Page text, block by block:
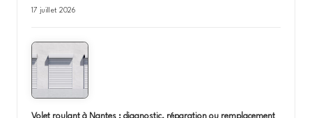
17 juillet 2026
Volet roulant à Nantes : diagnostic, réparation ou remplacement